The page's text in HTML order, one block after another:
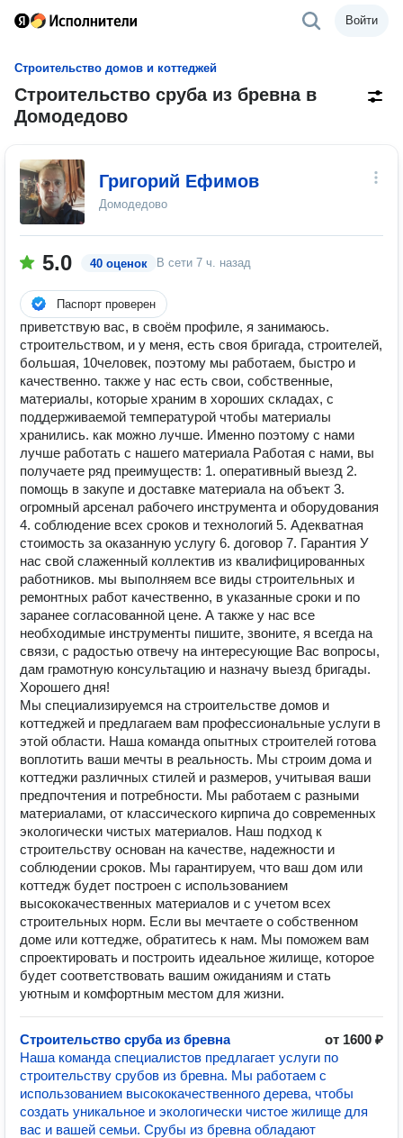
Войти
Строительство домов и коттеджей
Строительство сруба из бревна в
Домодедово
Григорий Ефимов
Домодедово
5.0 40 оценок В сети 7 ч. назад
Паспорт проверен
приветствую вас, в своём профиле, я занимаюсь.
строительством, и у меня, есть своя бригада, строителей,
большая, 10человек, поэтому мы работаем, быстро и
качественно. также у нас есть свои, собственные,
материалы, которые храним в хороших складах, с
поддерживаемой температурой чтобы материалы
хранились. как можно лучше. Именно поэтому с нами
лучше работать с нашего материала Работая с нами, вы
получаете ряд преимуществ: 1. оперативный выезд 2.
помощь в закупе и доставке материала на объект 3.
огромный арсенал рабочего инструмента и оборудования
4. соблюдение всех сроков и технологий 5. Адекватная
стоимость за оказанную услугу 6. договор 7. Гарантия У
нас свой слаженный коллектив из квалифицированных
работников. мы выполняем все виды строительных и
ремонтных работ качественно, в указанные сроки и по
заранее согласованной цене. А также у нас все
необходимые инструменты пишите, звоните, я всегда на
связи, с радостью отвечу на интересующие Вас вопросы,
дам грамотную консультацию и назначу выезд бригады.
Хорошего дня!
Мы специализируемся на строительстве домов и
коттеджей и предлагаем вам профессиональные услуги в
этой области. Наша команда опытных строителей готова
воплотить ваши мечты в реальность. Мы строим дома и
коттеджи различных стилей и размеров, учитывая ваши
предпочтения и потребности. Мы работаем с разными
материалами, от классического кирпича до современных
экологически чистых материалов. Наш подход к
строительству основан на качестве, надежности и
соблюдении сроков. Мы гарантируем, что ваш дом или
коттедж будет построен с использованием
высококачественных материалов и с учетом всех
строительных норм. Если вы мечтаете о собственном
доме или коттедже, обратитесь к нам. Мы поможем вам
спроектировать и построить идеальное жилище, которое
будет соответствовать вашим ожиданиям и стать
уютным и комфортным местом для жизни.
Строительство сруба из бревна
от 1600 ₽
Наша команда специалистов предлагает услуги по
строительству срубов из бревна. Мы работаем с
использованием высококачественного дерева, чтобы
создать уникальное и экологически чистое жилище для
вас и вашей семьи. Срубы из бревна обладают